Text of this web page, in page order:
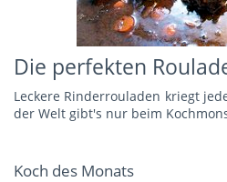
Die perfekten
Leckere Rinderrouladen kriegt
der Welt gibt's nur beim
Koch des Monats